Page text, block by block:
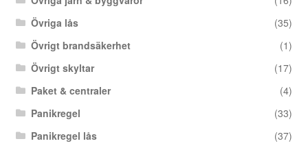
Övriga lås
(35)
Övrigt brandsäkerhet
(1)
Övrigt skyltar
(17)
Paket & centraler
(4)
Panikregel
(33)
Panikregel lås
(37)